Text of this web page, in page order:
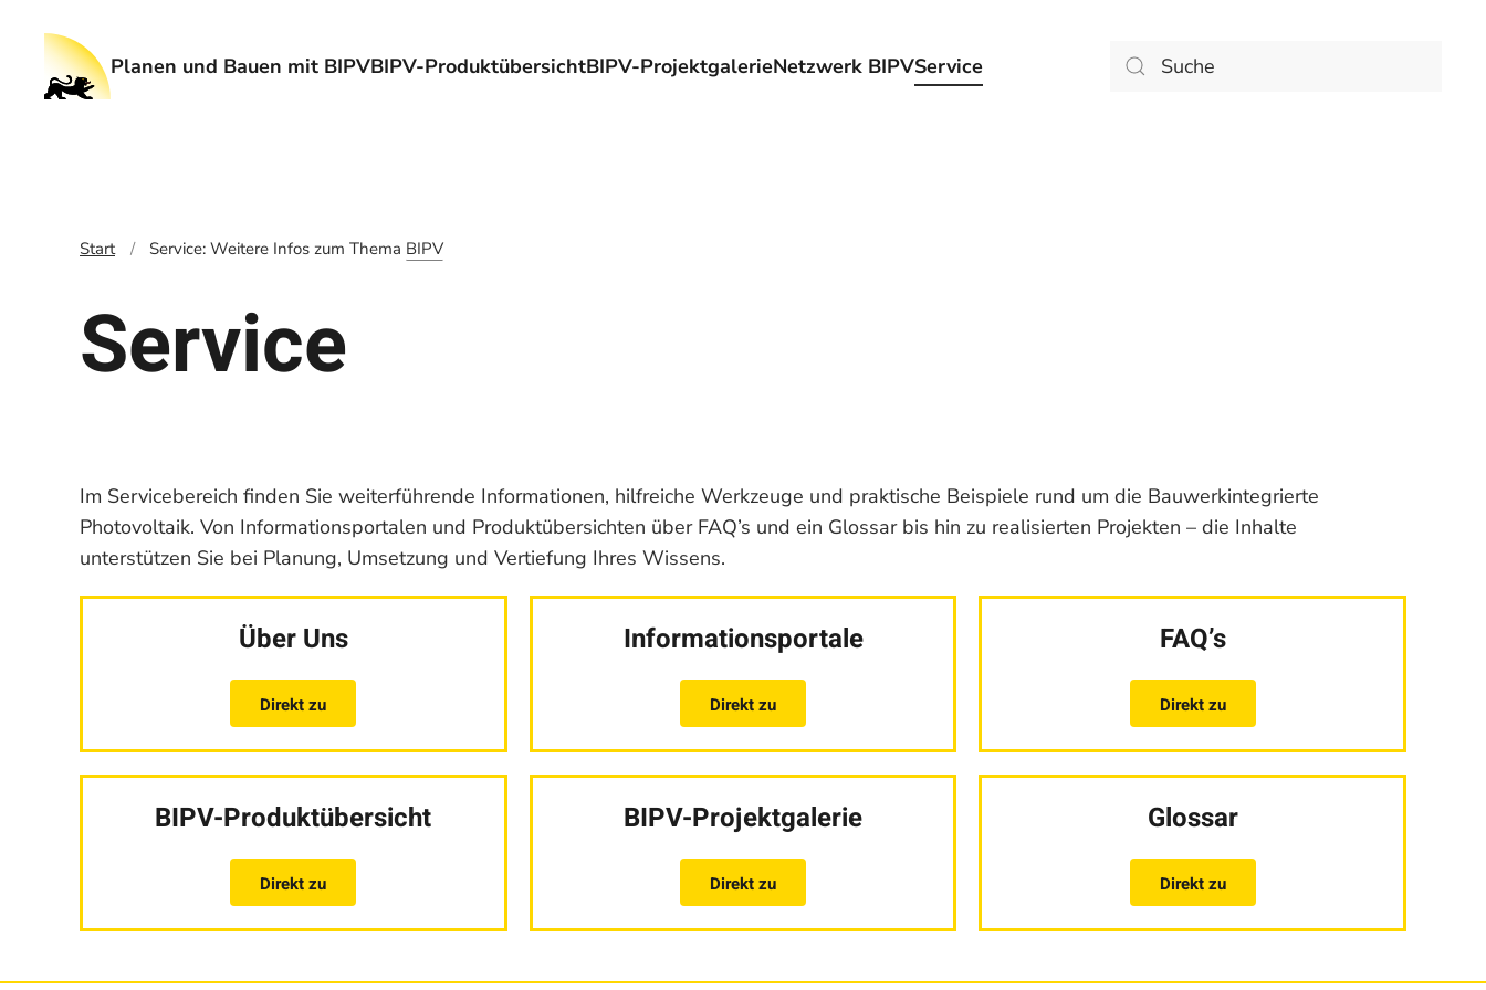
Planen und Bauen mit BIPVBIPV-ProduktübersichtBIPV-ProjektgalerieNetzwerk BIPVService
Start Service: Weitere Infos zum Thema BIPV
Service
Im Servicebereich finden Sie weiterführende Informationen, hilfreiche Werkzeuge und praktische Beispiele rund um die Bauwerkintegrierte
Photovoltaik. Von Informationsportalen und Produktübersichten über FAQ’s und ein Glossar bis hin zu realisierten Projekten – die Inhalte
unterstützen Sie bei Planung, Umsetzung und Vertiefung Ihres Wissens.
Über Uns
Direkt zu
Informationsportale
Direkt zu
FAQ’s
Direkt zu
BIPV-Produktübersicht
Direkt zu
BIPV-Projektgalerie
Direkt zu
Glossar
Direkt zu